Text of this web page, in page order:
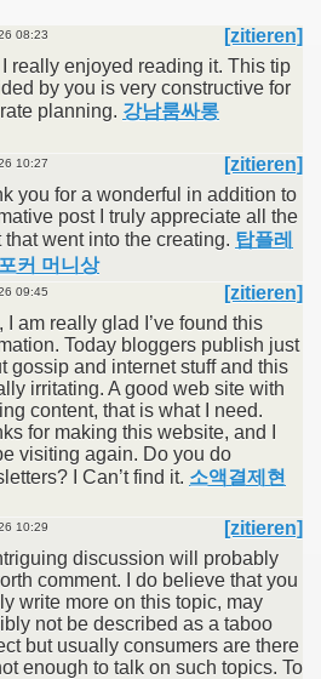
08:23
[zitieren]
really enjoyed reading it. This tip
by you is very constructive for
planning. 강남룸싸롱
10:27
[zitieren]
you for a wonderful in addition to
post I truly appreciate all the
that went into the creating. 탑플레
커 머니상
09:45
[zitieren]
I am really glad I’ve found this
Today bloggers publish just
gossip and internet stuff and this
irritating. A good web site with
content, that is what I need.
for making this website, and I
visiting again. Do you do
I Can’t find it. 소액결제현
10:29
[zitieren]
discussion will probably
comment. I do believe that you
write more on this topic, may
not be described as a taboo
but usually consumers are there
enough to talk on such topics. To